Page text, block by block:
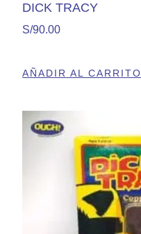
DICK TRACY
S/90.00
AÑADIR AL CARRITO